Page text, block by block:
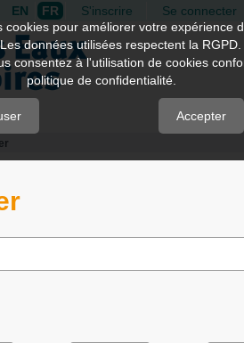
EN FR S'inscrire Se connecter
cookies pour améliorer votre expérience
données utilisées respectent la
consentez à l'utilisation de cookies
politique de confidentialité.
Accepter